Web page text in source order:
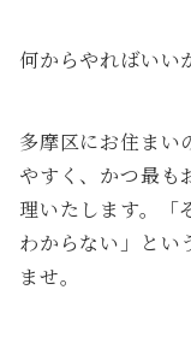
何からやればい
多摩区にお住まい
やすく、かつ最も
理いたします。「
わからない」とい
ませ。